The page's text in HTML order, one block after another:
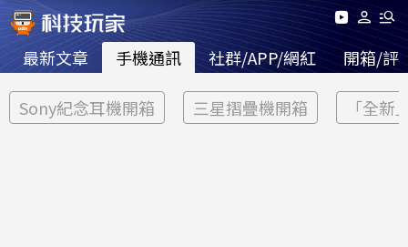
最新文章 手機通訊 社群/APP/網紅 開箱/評
Sony紀念耳機開箱 三星摺疊機開箱 「全新